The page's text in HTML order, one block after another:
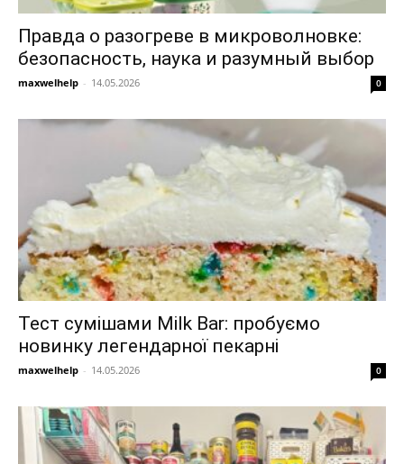
Правда о разогреве в микроволновке:
безопасность, наука и разумный выбор
maxwelhelp - 14.05.2026 0
Тест сумішами Milk Bar: пробуємо
новинку легендарної пекарні
maxwelhelp - 14.05.2026 0